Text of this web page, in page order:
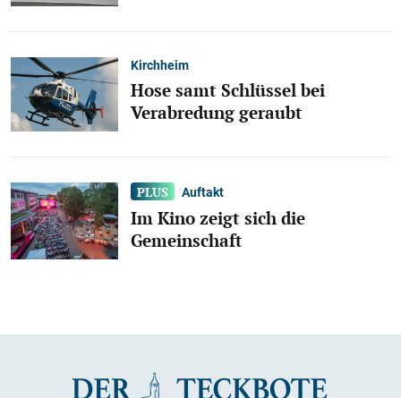
Kirchheim
Hose samt Schlüssel bei
Verabredung geraubt
Auftakt
Im Kino zeigt sich die
Gemeinschaft